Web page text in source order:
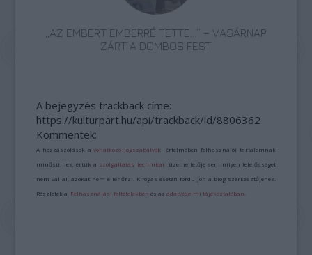
„AZ EMBERT EMBERRÉ TETTE…” – VASÁRNAP
ZÁRT A DOMBOS FEST
A bejegyzés trackback címe:
https://kulturpart.hu/api/trackback/id/8806362
Kommentek:
A hozzászólások avonatkozó jogszabályok értelmében felhasználói tartalomnak
minősülnek, értük a szolgáltatás technikai üzemeltetője semmilyen felelősséget
nem vállal, azokat nem ellenőrzi. Kifogás esetén forduljon a blog szerkesztőjéhez.
Részletek a Felhasználási feltételekben és azadatvédelmi tájékoztatóban